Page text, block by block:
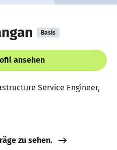
Basis
ansehen
Service Engineer,
zu sehen.